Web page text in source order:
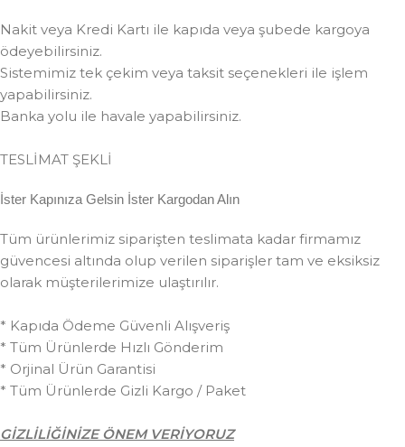
Nakit veya Kredi Kartı ile kapıda veya şubede kargoya
ödeyebilirsiniz.
Sistemimiz tek çekim veya taksit seçenekleri ile işlem
yapabilirsiniz.
Banka yolu ile havale yapabilirsiniz.
TESLİMAT ŞEKLİ
İster Kapınıza Gelsin İster Kargodan Alın
Tüm ürünlerimiz siparişten teslimata kadar firmamız
güvencesi altında olup verilen siparişler tam ve eksiksiz
olarak müşterilerimize ulaştırılır.
* Kapıda Ödeme Güvenli Alışveriş
* Tüm Ürünlerde Hızlı Gönderim
* Orjinal Ürün Garantisi
* Tüm Ürünlerde Gizli Kargo / Paket
GİZLİLİĞİNİZE ÖNEM VERİYORUZ